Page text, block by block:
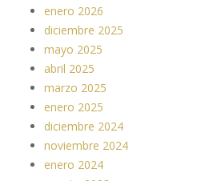
enero 2026
diciembre 2025
mayo 2025
abril 2025
marzo 2025
enero 2025
diciembre 2024
noviembre 2024
enero 2024